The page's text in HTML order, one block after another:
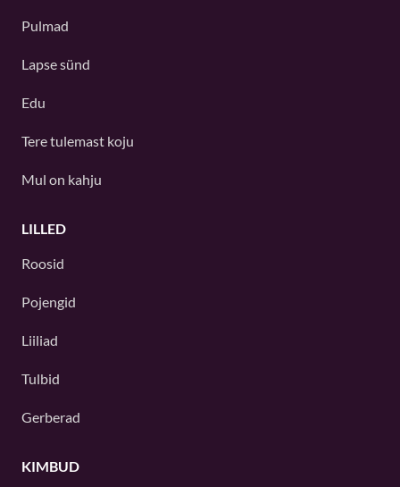
Pulmad
Lapse sünd
Edu
Tere tulemast koju
Mul on kahju
LILLED
Roosid
Pojengid
Liiliad
Tulbid
Gerberad
KIMBUD